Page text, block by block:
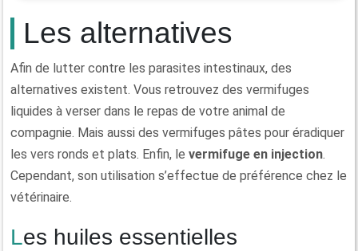
Les alternatives
Afin de lutter contre les parasites intestinaux, des
alternatives existent. Vous retrouvez des vermifuges
liquides à verser dans le repas de votre animal de
compagnie. Mais aussi des vermifuges pâtes pour éradiquer
les vers ronds et plats. Enfin, le vermifuge en injection.
Cependant, son utilisation s’effectue de préférence chez le
vétérinaire.
Les huiles essentielles